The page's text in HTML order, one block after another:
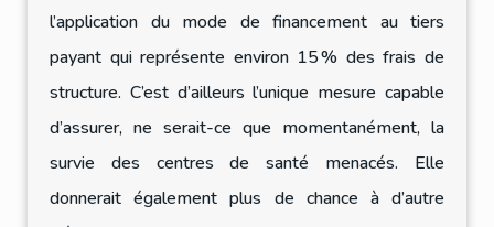
l’application du mode de financement au tiers
payant qui représente environ 15 % des frais de
structure. C’est d’ailleurs l’unique mesure capable
d’assurer, ne serait-ce que momentanément, la
survie des centres de santé menacés. Elle
donnerait également plus de chance à d’autre